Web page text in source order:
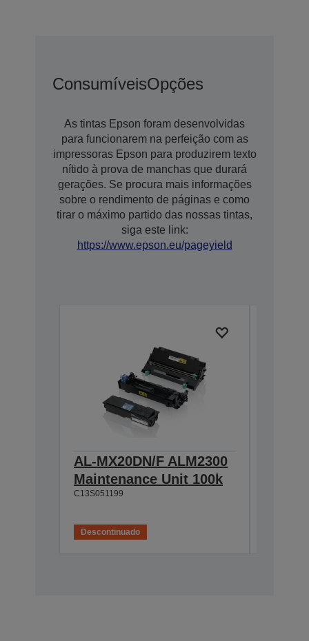
ConsumíveisOpções
As tintas Epson foram desenvolvidas
para funcionarem na perfeição com as
impressoras Epson para produzirem texto
nítido à prova de manchas que durará
gerações. Se procura mais informações
sobre o rendimento de páginas e como
tirar o máximo partido das nossas tintas,
siga este link:
https://www.epson.eu/pageyield
AL-MX20DN/F ALM2300
Maintenance Unit 100k
C13S051199
Descontinuado